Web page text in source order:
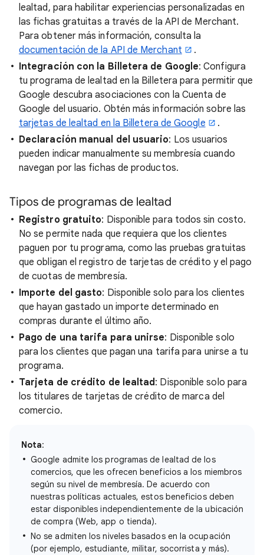
lealtad, para habilitar experiencias personalizadas en
las fichas gratuitas a través de la API de Merchant.
Para obtener más información, consulta la
documentación de la API de Merchant
.
Integración con la Billetera de Google: Configura
tu programa de lealtad en la Billetera para permitir que
Google descubra asociaciones con la Cuenta de
Google del usuario. Obtén más información sobre las
tarjetas de lealtad en la Billetera de Google
.
Declaración manual del usuario: Los usuarios
pueden indicar manualmente su membresía cuando
navegan por las fichas de productos.
Tipos de programas de lealtad
Registro gratuito: Disponible para todos sin costo.
No se permite nada que requiera que los clientes
paguen por tu programa, como las pruebas gratuitas
que obligan el registro de tarjetas de crédito y el pago
de cuotas de membresía.
Importe del gasto: Disponible solo para los clientes
que hayan gastado un importe determinado en
compras durante el último año.
Pago de una tarifa para unirse: Disponible solo
para los clientes que pagan una tarifa para unirse a tu
programa.
Tarjeta de crédito de lealtad: Disponible solo para
los titulares de tarjetas de crédito de marca del
comercio.
Nota:
Google admite los programas de lealtad de los
comercios, que les ofrecen beneficios a los miembros
según su nivel de membresía. De acuerdo con
nuestras políticas actuales, estos beneficios deben
estar disponibles independientemente de la ubicación
de compra (Web, app o tienda).
No se admiten los niveles basados en la ocupación
(por ejemplo, estudiante, militar, socorrista y más).